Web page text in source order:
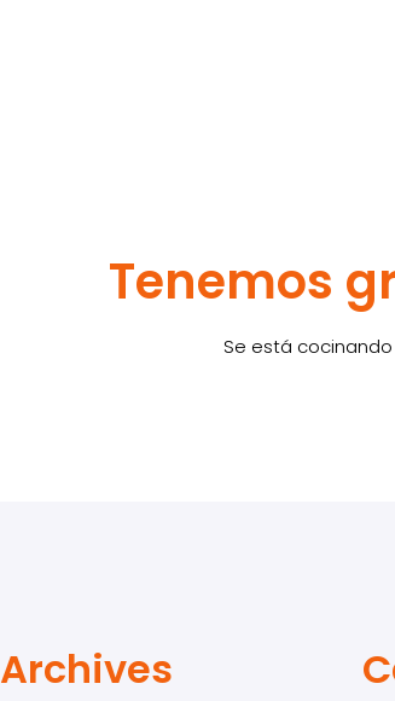
Tenemos
Se está
Archives